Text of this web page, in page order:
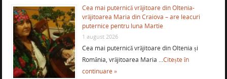
Cea mai puternică vrăjitoare din Oltenia-
vrăjitoarea Maria din Craiova – are leacuri
puternice pentru luna Martie
1 august 2026
Cea mai puternică vrăjitoare din Oltenia și
România, vrăjitoarea Maria …Citește în
continuare »